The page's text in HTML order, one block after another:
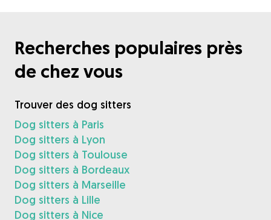
Recherches populaires près
de chez vous
Trouver des dog sitters
Dog sitters à Paris
Dog sitters à Lyon
Dog sitters à Toulouse
Dog sitters à Bordeaux
Dog sitters à Marseille
Dog sitters à Lille
Dog sitters à Nice